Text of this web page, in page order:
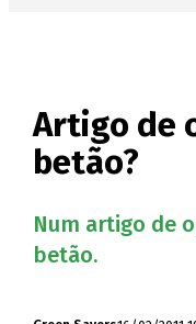
Artigo de
betão?
Num artigo de
betão.